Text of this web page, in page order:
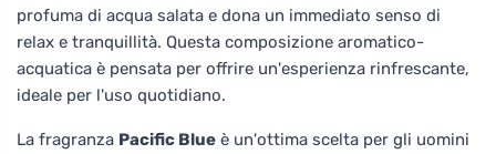
profuma di acqua salata e dona un immediato senso di
relax e tranquillità. Questa composizione aromatico-
acquatica è pensata per offrire un'esperienza rinfrescante,
ideale per l'uso quotidiano.
La fragranza Pacific Blue è un'ottima scelta per gli uomini